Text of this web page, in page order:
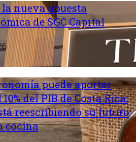
nueva apuesta
de SGC Capital
puede aportar
del PIB de Costa Rica:
reescribiendo su futuro
cocina